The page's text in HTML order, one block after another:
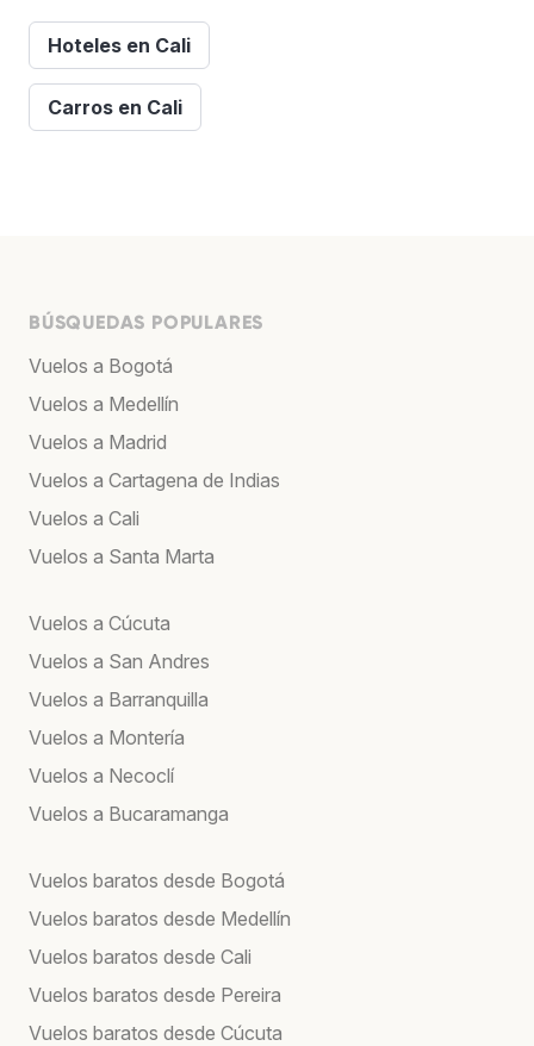
Hoteles en Cali
Carros en Cali
BÚSQUEDAS POPULARES
Vuelos a Bogotá
Vuelos a Medellín
Vuelos a Madrid
Vuelos a Cartagena de Indias
Vuelos a Cali
Vuelos a Santa Marta
Vuelos a Cúcuta
Vuelos a San Andres
Vuelos a Barranquilla
Vuelos a Montería
Vuelos a Necoclí
Vuelos a Bucaramanga
Vuelos baratos desde Bogotá
Vuelos baratos desde Medellín
Vuelos baratos desde Cali
Vuelos baratos desde Pereira
Vuelos baratos desde Cúcuta